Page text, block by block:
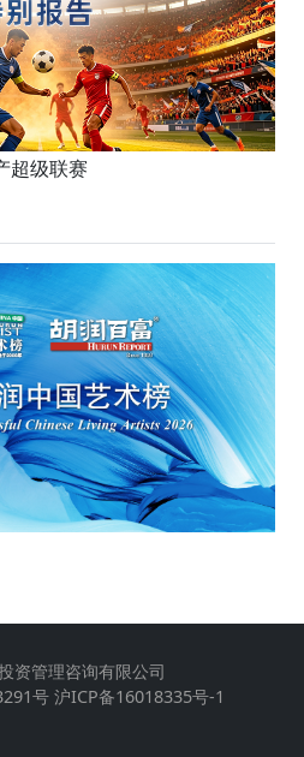
超级联赛
资管理咨询有限公司
号 沪ICP备16018335号-1